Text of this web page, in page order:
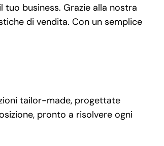
business. Grazie alla nostra
di vendita. Con un semplice
tailor-made, progettate
pronto a risolvere ogni